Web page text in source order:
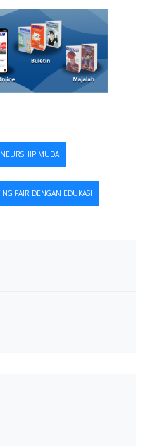
MUDA
FAIR DENGAN EDUKASI